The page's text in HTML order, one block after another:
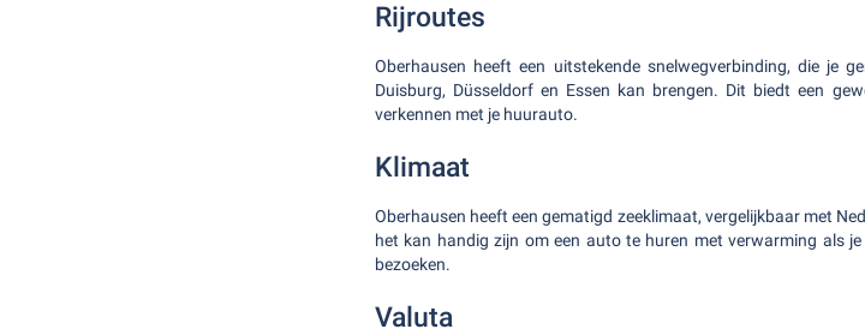
Rijroutes
Oberhausen heeft een uitstekende snelwegverbinding, die je
Duisburg, Düsseldorf en Essen kan brengen. Dit biedt een
verkennen met je huurauto.
Klimaat
Oberhausen heeft een gematigd zeeklimaat, vergelijkbaar met
het kan handig zijn om een auto te huren met verwarming als
bezoeken.
Valuta